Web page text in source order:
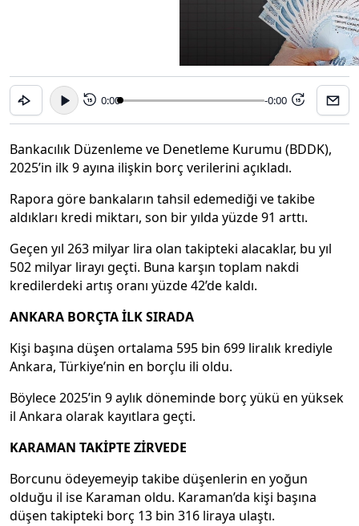
15 0:00 -0:00 15
Bankacılık Düzenleme ve Denetleme Kurumu (BDDK),
2025’in ilk 9 ayına ilişkin borç verilerini açıkladı.
Rapora göre bankaların tahsil edemediği ve takibe
aldıkları kredi miktarı, son bir yılda yüzde 91 arttı.
Geçen yıl 263 milyar lira olan takipteki alacaklar, bu yıl
502 milyar lirayı geçti. Buna karşın toplam nakdi
kredilerdeki artış oranı yüzde 42’de kaldı.
ANKARA BORÇTA İLK SIRADA
Kişi başına düşen ortalama 595 bin 699 liralık krediyle
Ankara, Türkiye’nin en borçlu ili oldu.
Böylece 2025’in 9 aylık döneminde borç yükü en yüksek
il Ankara olarak kayıtlara geçti.
KARAMAN TAKİPTE ZİRVEDE
Borcunu ödeyemeyip takibe düşenlerin en yoğun
olduğu il ise Karaman oldu. Karaman’da kişi başına
düşen takipteki borç 13 bin 316 liraya ulaştı.